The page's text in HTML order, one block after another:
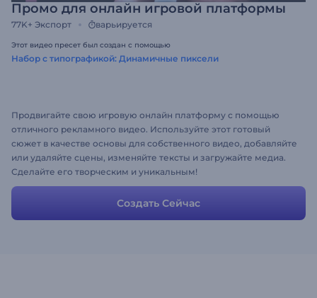
Промо для онлайн игровой платформы
77K+ Экспорт варьируется
Этот видео пресет был создан с помощью
Набор с типографикой: Динамичные пиксели
Продвигайте свою игровую онлайн платформу с помощью
отличного рекламного видео. Используйте этот готовый
сюжет в качестве основы для собственного видео, добавляйте
или удаляйте сцены, изменяйте тексты и загружайте медиа.
Сделайте его творческим и уникальным!
Создать Сейчас